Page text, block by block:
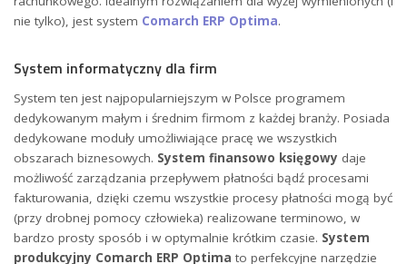
nie tylko), jest system Comarch ERP Optima.
System informatyczny dla firm
System ten jest najpopularniejszym w Polsce programem
dedykowanym małym i średnim firmom z każdej branży. Posiada
dedykowane moduły umożliwiające pracę we wszystkich
obszarach biznesowych. System finansowo księgowy daje
możliwość zarządzania przepływem płatności bądź procesami
fakturowania, dzięki czemu wszystkie procesy płatności mogą być
(przy drobnej pomocy człowieka) realizowane terminowo, w
bardzo prosty sposób i w optymalnie krótkim czasie. System
produkcyjny Comarch ERP Optima to perfekcyjne narzędzie